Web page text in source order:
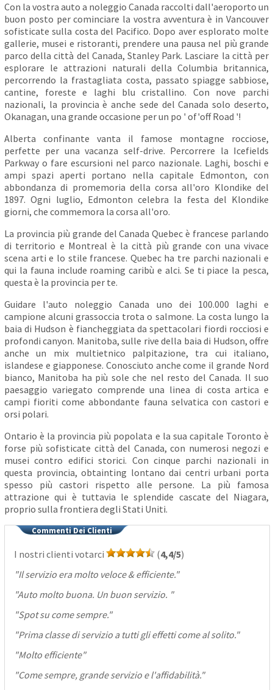
Con la vostra auto a noleggio Canada raccolti dall'aeroporto un
buon posto per cominciare la vostra avventura è in Vancouver
sofisticate sulla costa del Pacifico. Dopo aver esplorato molte
gallerie, musei e ristoranti, prendere una pausa nel più grande
parco della città del Canada, Stanley Park. Lasciare la città per
esplorare le attrazioni naturali della Columbia britannica,
percorrendo la frastagliata costa, passato spiagge sabbiose,
cantine, foreste e laghi blu cristallino. Con nove parchi
nazionali, la provincia è anche sede del Canada solo deserto,
Okanagan, una grande occasione per un po ' of'off Road '!
Alberta confinante vanta il famose montagne rocciose,
perfette per una vacanza self-drive. Percorrere la Icefields
Parkway o fare escursioni nel parco nazionale. Laghi, boschi e
ampi spazi aperti portano nella capitale Edmonton, con
abbondanza di promemoria della corsa all'oro Klondike del
1897. Ogni luglio, Edmonton celebra la festa del Klondike
giorni, che commemora la corsa all'oro.
La provincia più grande del Canada Quebec è francese parlando
di territorio e Montreal è la città più grande con una vivace
scena arti e lo stile francese. Quebec ha tre parchi nazionali e
qui la fauna include roaming caribù e alci. Se ti piace la pesca,
questa è la provincia per te.
Guidare l'auto noleggio Canada uno dei 100.000 laghi e
campione alcuni grassoccia trota o salmone. La costa lungo la
baia di Hudson è fiancheggiata da spettacolari fiordi rocciosi e
profondi canyon. Manitoba, sulle rive della baia di Hudson, offre
anche un mix multietnico palpitazione, tra cui italiano,
islandese e giapponese. Conosciuto anche come il grande Nord
bianco, Manitoba ha più sole che nel resto del Canada. Il suo
paesaggio variegato comprende una linea di costa artica e
campi fioriti come abbondante fauna selvatica con castori e
orsi polari.
Ontario è la provincia più popolata e la sua capitale Toronto è
forse più sofisticate città del Canada, con numerosi negozi e
musei contro edifici storici. Con cinque parchi nazionali in
questa provincia, obtainting lontano dai centri urbani porta
spesso più castori rispetto alle persone. La più famosa
attrazione qui è tuttavia le splendide cascate del Niagara,
proprio sulla frontiera degli Stati Uniti.
Commenti Dei Clienti
I nostri clienti votarci (4,4/5)
"Il servizio era molto veloce & efficiente."
"Auto molto buona. Un buon servizio. "
"Spot su come sempre."
"Prima classe di servizio a tutti gli effetti come al solito."
"Molto efficiente"
"Come sempre, grande servizio e l'affidabilità."